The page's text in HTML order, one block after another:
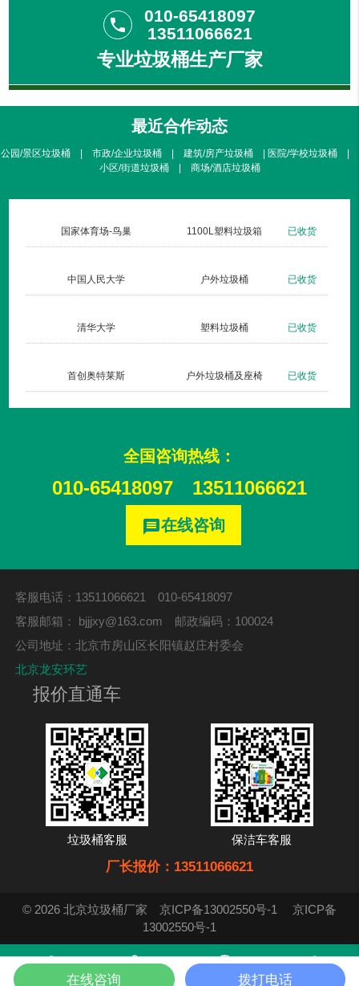
phone
010-65418097
13511066621
专业垃圾桶生产厂家
最近合作动态
公园/景区垃圾桶 | 市政/企业垃圾桶 | 建筑/房产垃圾桶 | 医院/学校垃圾桶 |
小区/街道垃圾桶 | 商场/酒店垃圾桶
国家体育场-鸟巢 1100L塑料垃圾箱 已收货
中国人民大学 户外垃圾桶 已收货
清华大学 塑料垃圾桶 已收货
首创奥特莱斯 户外垃圾桶及座椅 已收货
全国咨询热线：
010-65418097 13511066621
message在线咨询
客服电话：13511066621 010-65418097
客服邮箱： bjjjxy@163.com 邮政编码：100024
公司地址：北京市房山区长阳镇赵庄村委会
北京龙安环艺
报价直通车
垃圾桶客服 保洁车客服
厂长报价：13511066621
© 2026 北京垃圾桶厂家 京ICP备13002550号-1
京ICP备
13002550号-1
在线咨询 拨打电话